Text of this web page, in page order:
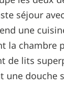
séjour
une
la chambre
lits
une douche